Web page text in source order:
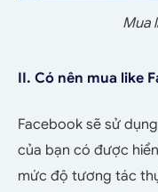
Mua
II. Có nên mua like
Facebook sẽ sử
của bạn có được
mức độ tương tác